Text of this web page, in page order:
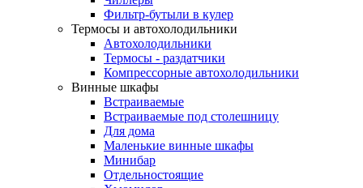
Фильтр-бутыли в кулер
Термосы и автохолодильники
Автохолодильники
Термосы - раздатчики
Компрессорные автохолодильники
Винные шкафы
Встраиваемые
Встраиваемые под столешницу
Для дома
Маленькие винные шкафы
Минибар
Отдельностоящие